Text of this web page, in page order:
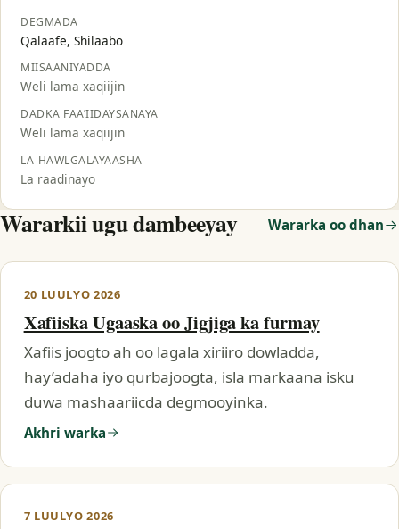
DEGMADA
Qalaafe, Shilaabo
MIISAANIYADDA
Weli lama xaqiijin
DADKA FAA’IIDAYSANAYA
Weli lama xaqiijin
LA-HAWLGALAYAASHA
La raadinayo
Wararkii ugu dambeeyay Wararka oo dhan
20 LUULYO 2026
Xafiiska Ugaaska oo Jigjiga ka furmay
Xafiis joogto ah oo lagala xiriiro dowladda,
hay’adaha iyo qurbajoogta, isla markaana isku
duwa mashaariicda degmooyinka.
Akhri warka
7 LUULYO 2026